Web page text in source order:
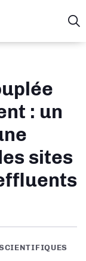
: un
sites